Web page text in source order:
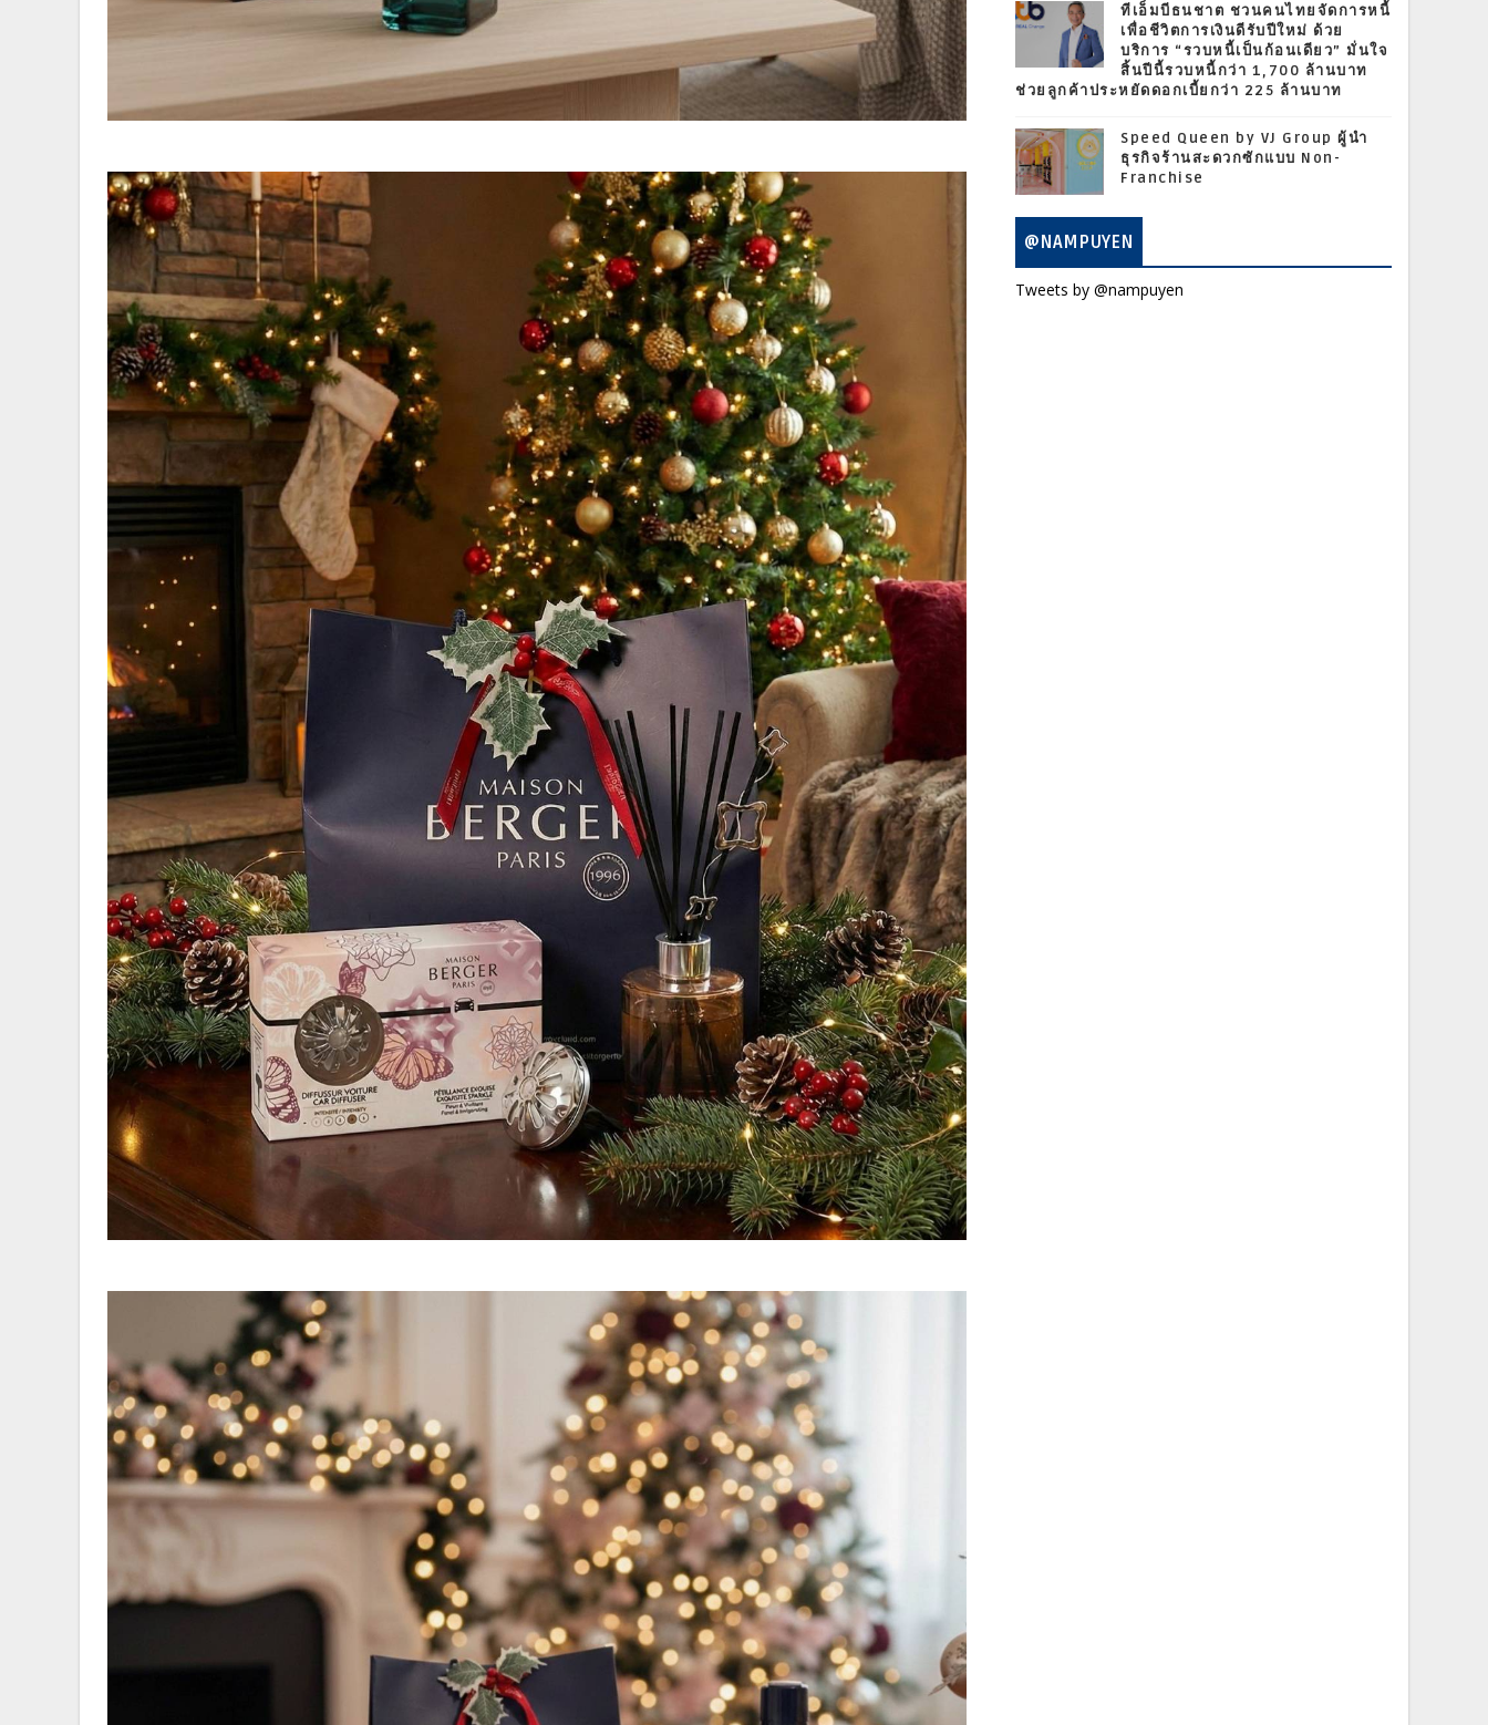
ทีเอ็มบีธนชาต ชวนคนไทยจัดการหนี้
เพื่อชีวิตการเงินดีรับปีใหม่ ด้วย
บริการ “รวบหนี้เป็นก้อนเดียว” มั่นใจ
สิ้นปีนี้รวบหนี้กว่า 1,700 ล้านบาท
ช่วยลูกค้าประหยัดดอกเบี้ยกว่า 225 ล้านบาท
Speed Queen by VJ Group ผู้นำ
ธุรกิจร้านสะดวกซักแบบ Non-
Franchise
@NAMPUYEN
Tweets by @nampuyen